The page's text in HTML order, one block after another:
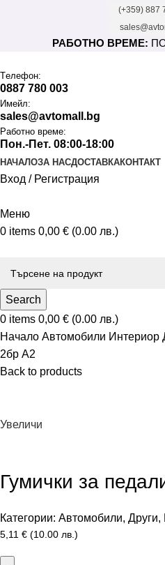
(+359) 887
РАБОТНО ВРЕМЕ:
Tелефон:
0887 780 003
Имейл:
sales@avtomall.bg
Работно време:
Пон.-Пет. 08:00-18:00
НАЧАЛОЗА НАСДОСТАВКАКОНТАКТ
Вход / Регистрация
Меню
0 items 0,00 € (0.00 лв.)
Search
0 items 0,00 € (0.00 лв.)
Начало Автомобили Интериор
2бр А2
Back to products
Увеличи
Гумички за
Категории: Автомобили, Други,
5,11 € (10.00 лв.)